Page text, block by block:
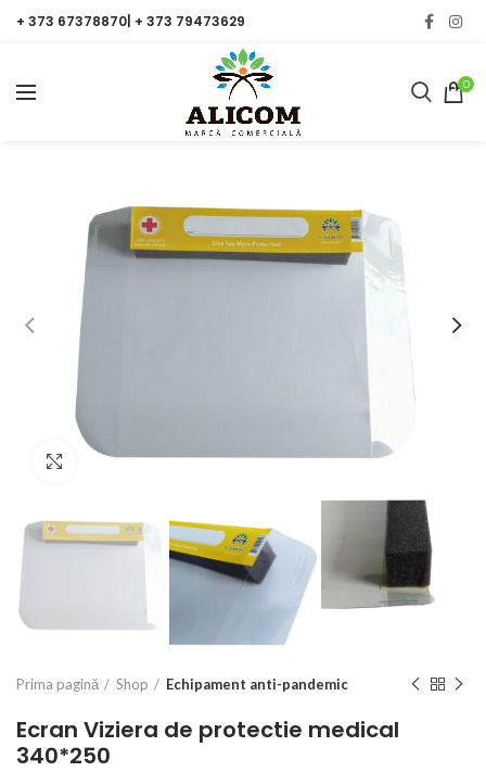
+ 373 67378870| + 373 79473629
0
Click to enlarge
Prima pagină Shop Echipament anti-pandemic
Ecran Viziera de protectie medical
340*250